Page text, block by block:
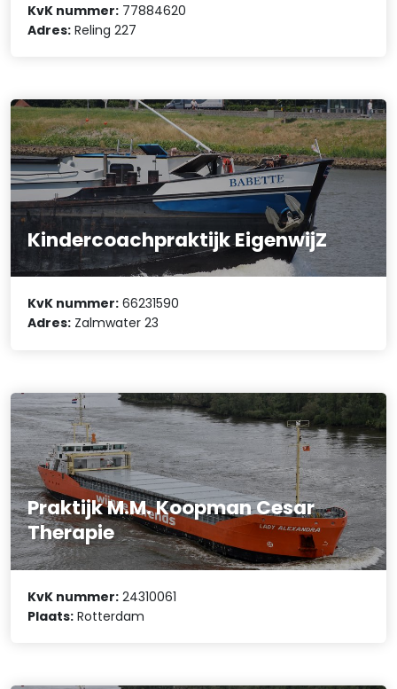
KvK nummer: 77884620
Adres: Reling 227
Kindercoachpraktijk EigenwijZ
KvK nummer: 66231590
Adres: Zalmwater 23
Praktijk M.M. Koopman Cesar
Therapie
KvK nummer: 24310061
Plaats: Rotterdam